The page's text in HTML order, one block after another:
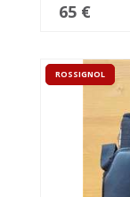
65 €
ROSSIGNOL